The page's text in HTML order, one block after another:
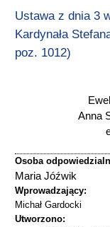
Ustawa z dnia 3
Kardynała
poz. 1012)
Anna
Osoba
Maria Jóźwik
Wprowadzający:
Michał Gardocki
Utworzono: